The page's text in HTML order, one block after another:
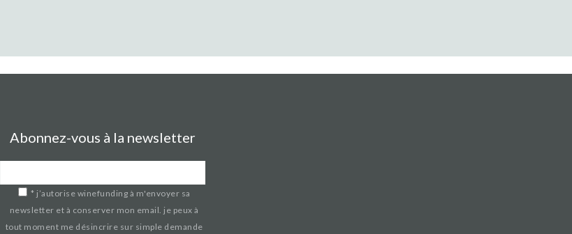
Abonnez-vous à la newsletter
* j’autorise winefunding à m'envoyer sa
newsletter et à conserver mon email. je peux à
tout moment me désincrire sur simple demande